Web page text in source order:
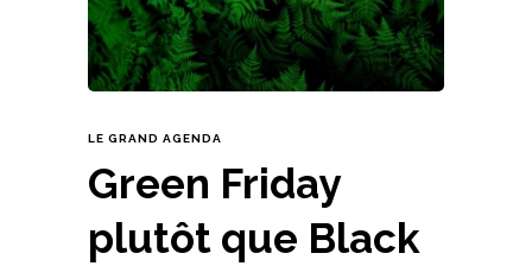
LE GRAND AGENDA
Green Friday
plutôt que Black